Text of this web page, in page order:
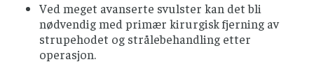
Ved meget avanserte svulster kan det bli
nødvendig med primær kirurgisk fjerning av
strupehodet og strålebehandling etter
operasjon.